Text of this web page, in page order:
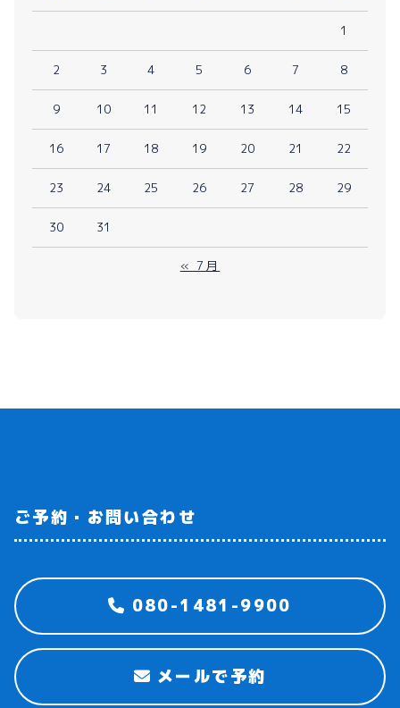
1
2 3 4 5 6 7 8
9 10 11 12 13 14 15
16 17 18 19 20 21 22
23 24 25 26 27 28 29
30 31
« 7月
ご予約・お問い合わせ
080-1481-9900
メールで予約